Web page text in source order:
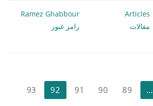
Articles
مقالات
Ramez Ghabbour
رامز غبور
…
89
90
91
92
93